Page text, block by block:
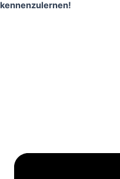
kennenzulernen!